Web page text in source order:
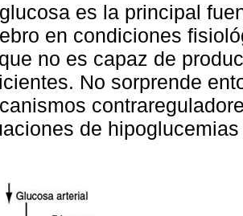
es la principal
en condiciones
no es capaz de
No sorprende
de hipoglucemias